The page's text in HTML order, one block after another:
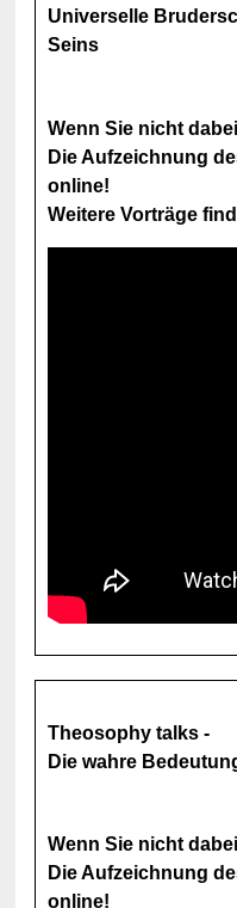
Universelle
Seins
Wenn Sie nicht
Die Aufzeichnung
online!
Weitere Vorträge
Theosophy talks -
Die wahre
Wenn Sie nicht
Die Aufzeichnung
online!